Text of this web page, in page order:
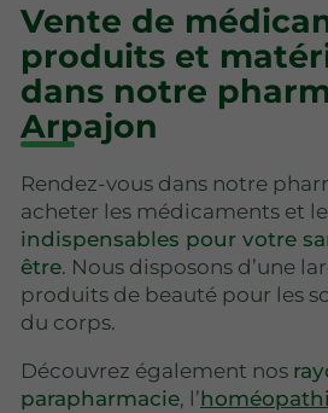
Vente de
produits et
dans notre
Arpajon
Rendez-vous dans notre
acheter les médicaments et
indispensables pour votre
être. Nous disposons d’une
produits de beauté pour les
du corps.
Découvrez également nos
parapharmacie, l’